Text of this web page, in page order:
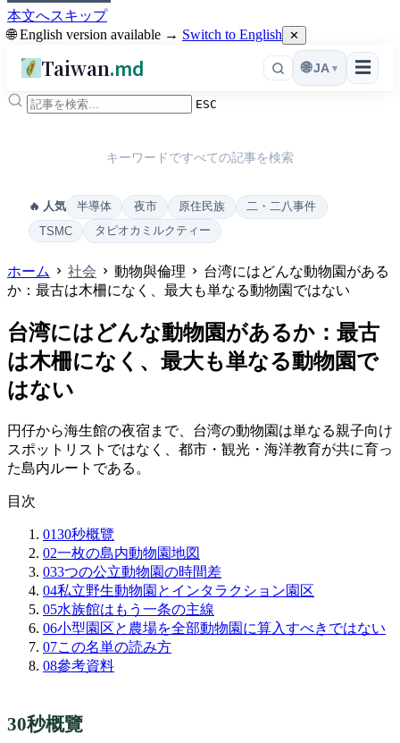
本文へスキップ
🌐 English version available → Switch to English ✕
Taiwan.md ☰
🌐 JA ▾
ESC
キーワードですべての記事を検索
🔥 人気 半導体 夜市 原住民族
二・二八事件
TSMC
タピオカミルクティー
ホーム 社会 動物與倫理
台湾にはどんな動物園がある
か：最古は木柵になく、最大も単なる動物園ではない
台湾にはどんな動物園があるか：最古
は木柵になく、最大も単なる動物園で
はない
円仔から海生館の夜宿まで、台湾の動物園は単なる親子向け
スポットリストではなく、都市・観光・海洋教育が共に育っ
た島内ルートである。
目次
0130秒概覽
02一枚の島内動物園地図
033つの公立動物園の時間差
04私立野生動物園とインタラクション園区
05水族館はもう一条の主線
06小型園区と農場を全部動物園に算入すべきではない
07この名単の読み方
08參考資料
30秒概覽